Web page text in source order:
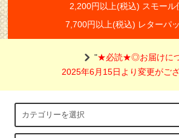
2,200円以上(税込) スモール
7,700円以上(税込) レターパ
"★必読★◎お届けに
2025年6月15日より変更がご